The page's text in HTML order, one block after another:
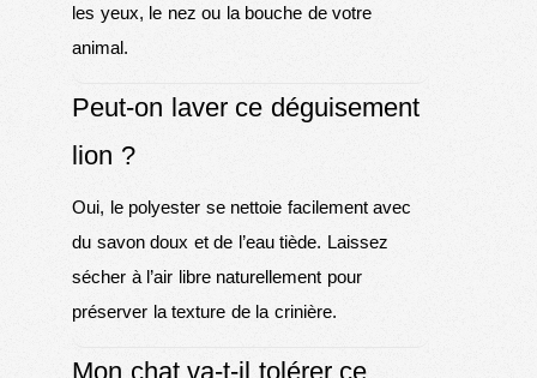
les yeux, le nez ou la bouche de votre
animal.
Peut-on laver ce déguisement
lion ?
Oui, le polyester se nettoie facilement avec
du savon doux et de l’eau tiède. Laissez
sécher à l’air libre naturellement pour
préserver la texture de la crinière.
Mon chat va-t-il tolérer ce